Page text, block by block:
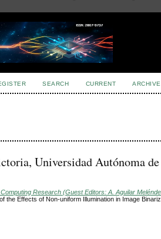
SEARCH CURRENT
Universidad Autónoma
Research (Guest Editors: A. Aguilar
the Effects of Non-uniform Illumination in Image